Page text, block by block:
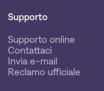
Supporto
Supporto online
Contattaci
Invia e-mail
Reclamo ufficiale